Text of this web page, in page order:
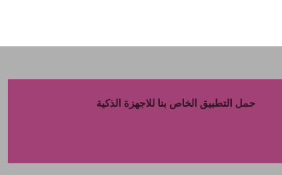
حمل التطبيق الخاص بنا للاجهزة الذكية